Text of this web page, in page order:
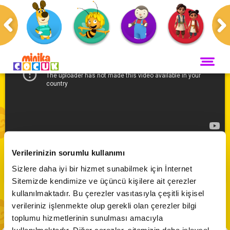
Verilerinizin sorumlu kullanımı
Sizlere daha iyi bir hizmet sunabilmek için İnternet
Sitemizde kendimize ve üçüncü kişilere ait çerezler
kullanılmaktadır. Bu çerezler vasıtasıyla çeşitli kişisel
verileriniz işlenmekte olup gerekli olan çerezler bilgi
toplumu hizmetlerinin sunulması amacıyla
ANA SAYFA
Maceracı Yüzgeçler
Bi' Adada Bi' Arada
Arı Maya
Çupi
Akika ve Sahara
VİDEO
CANLI YAYIN
Anasayfa Damla'nın Dolabı
Damla'nın Dolabı | Donmuş Göl Üzerinde
Abone Ol